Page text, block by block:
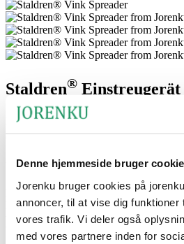
Denne hjemmeside bruger
Jorenku bruger cookies på
annoncer, til at vise dig
vores trafik. Vi deler også
med vores partnere inden for
Staldren® Einstreugerät
Das Staldren ®Einstreugerät ist ein
etwa 10 kgStaldren®oderStaldren®
Vorteile des Produkts
Der Pulverstreuer funktioniert wie eine
Batteriebohrmaschine angetrieben
verstellbaren Schultergurt lässt sich
bietet dem Anwender maximale